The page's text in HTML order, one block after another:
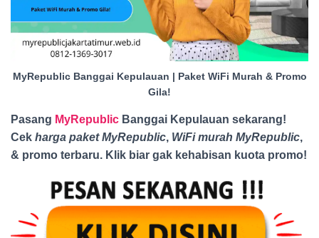
MyRepublic Banggai Kepulauan | Paket WiFi Murah & Promo
Gila!
Pasang MyRepublic Banggai Kepulauan sekarang!
Cek harga paket MyRepublic, WiFi murah MyRepublic,
& promo terbaru. Klik biar gak kehabisan kuota promo!